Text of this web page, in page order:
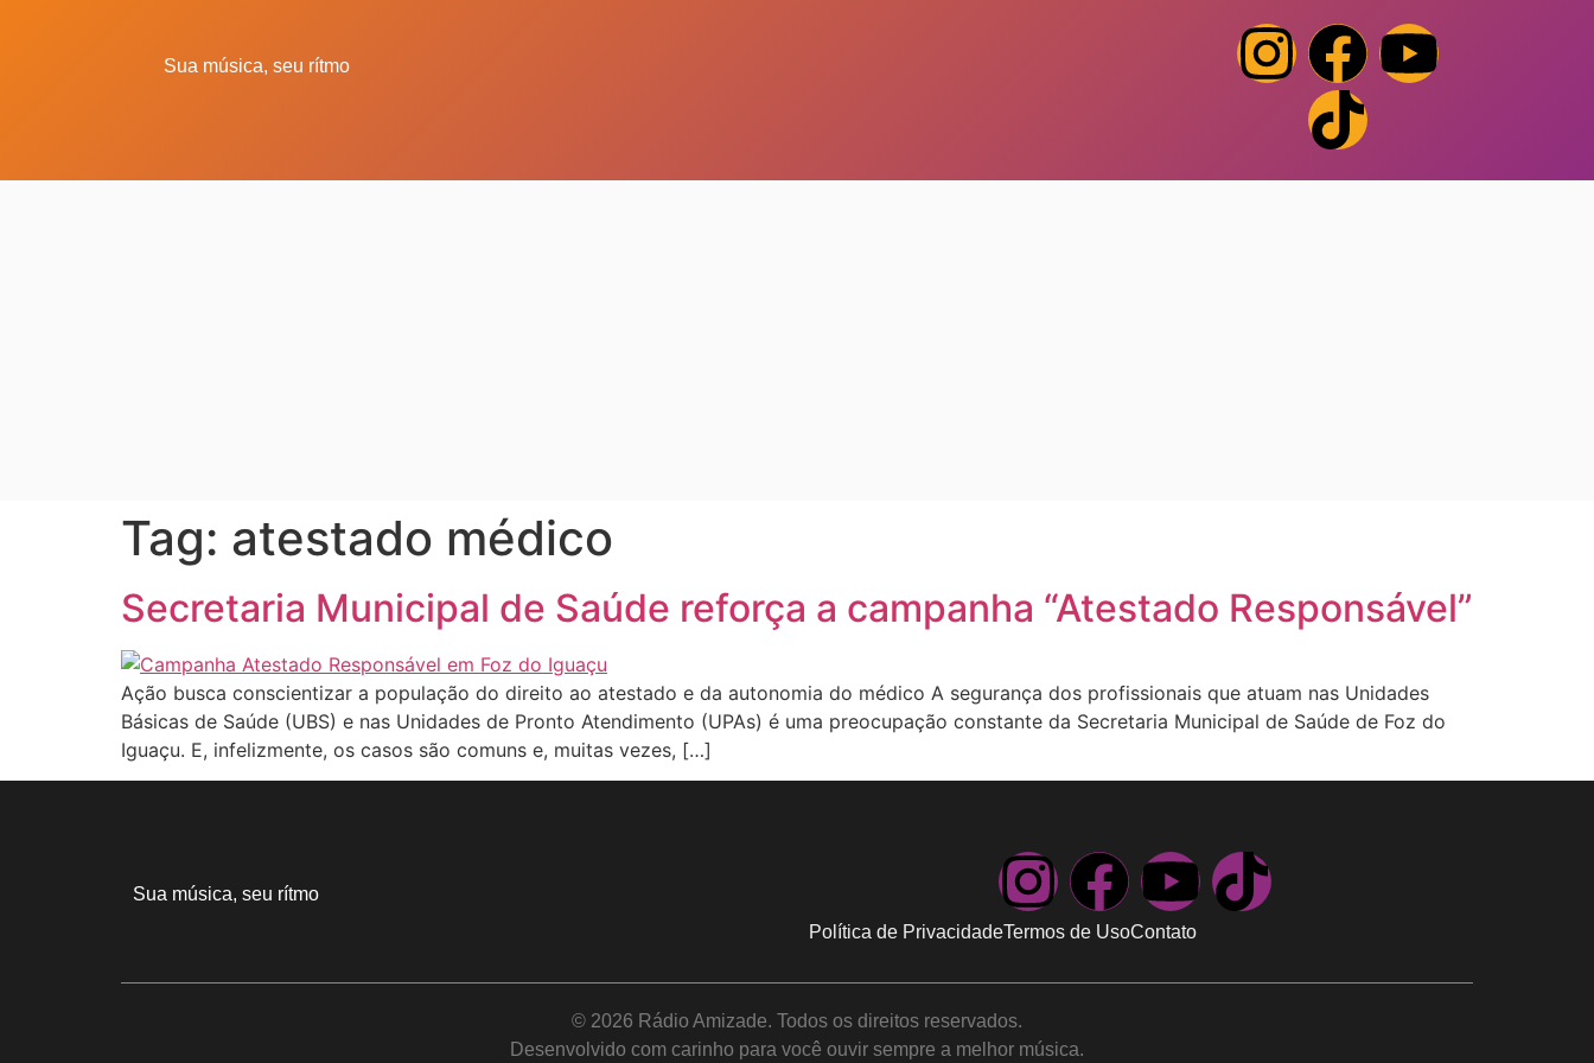
Sua música, seu rítmo
Tag: atestado médico
Secretaria Municipal de Saúde reforça a campanha “Atestado Responsável”
Ação busca conscientizar a população do direito ao atestado e da autonomia do médico A segurança dos profissionais que atuam nas Unidades
Básicas de Saúde (UBS) e nas Unidades de Pronto Atendimento (UPAs) é uma preocupação constante da Secretaria Municipal de Saúde de Foz do
Iguaçu. E, infelizmente, os casos são comuns e, muitas vezes, […]
Sua música, seu rítmo
Política de PrivacidadeTermos de UsoContato
© 2026 Rádio Amizade. Todos os direitos reservados.
Desenvolvido com carinho para você ouvir sempre a melhor música.